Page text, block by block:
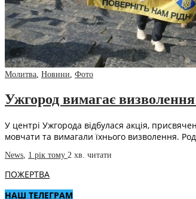
Молитва, Новини, Фото
Ужгород вимагає
У центрі Ужгорода відбулася акція,
мовчати та вимагали їхнього визволення.
News, 1 рік тому 2 хв. читати
ПОЖЕРТВА
НАШ ТЕЛЕГРАМ